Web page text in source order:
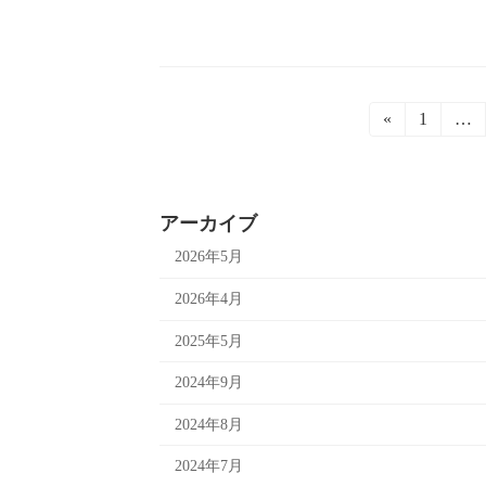
ペ
ー
ジ
送
り
«
固
1 …
アーカイブ
2026年5月
2026年4月
2025年5月
2024年9月
2024年8月
2024年7月